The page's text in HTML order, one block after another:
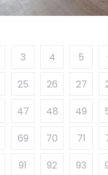
3 4 5
25 26 27
47 48 49
69 70 71
91 92 93